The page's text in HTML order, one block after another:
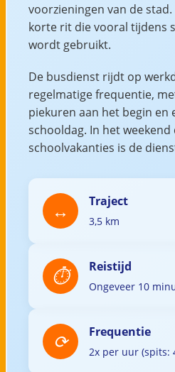
voorzieningen van de
korte rit die vooral tijdens
wordt gebruikt.
De busdienst rijdt op
regelmatige frequentie,
piekuren aan het begin en
schooldag. In het weekend
schoolvakanties is de
Traject
3,5 km
Reistijd
Ongeveer 10
Frequentie
2x per uur (spits: